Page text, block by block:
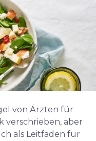
von Ärzten für
verschrieben, aber
als Leitfaden für